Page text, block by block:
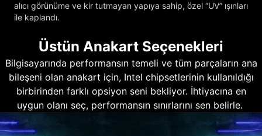
alıcı görünüme ve kir tutmayan yapıya sahip, özel “UV” ışınları
ile kaplandı.
Üstün Anakart Seçenekleri
Bilgisayarında performansın temeli ve tüm parçaların ana
bileşeni olan anakart için, Intel chipsetlerinin kullanıldığı
birbirinden farklı opsiyon seni bekliyor. İhtiyacına en
uygun olanı seç, performansın sınırlarını sen belirle.